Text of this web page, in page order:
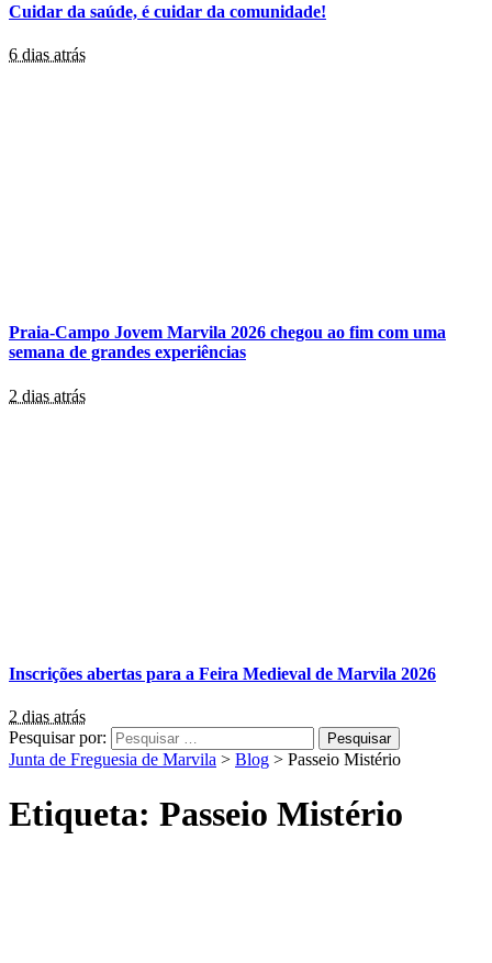
Cuidar da saúde, é cuidar da comunidade!
6 dias atrás
Praia-Campo Jovem Marvila 2026 chegou ao fim com uma
semana de grandes experiências
2 dias atrás
Inscrições abertas para a Feira Medieval de Marvila 2026
2 dias atrás
Pesquisar por:
Junta de Freguesia de Marvila > Blog > Passeio Mistério
Etiqueta: Passeio Mistério